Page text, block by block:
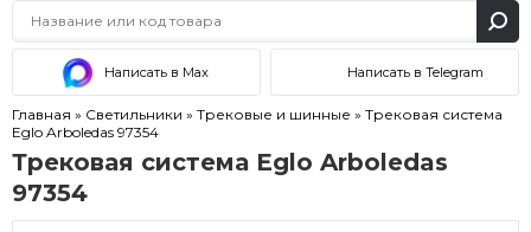
Написать в Max Написать в Telegram
Главная » Светильники » Трековые и шинные » Трековая система
Eglo Arboledas 97354
Трековая система Eglo Arboledas
97354